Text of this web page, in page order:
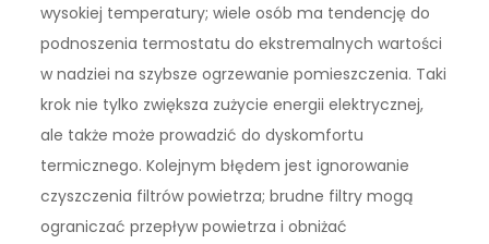
wysokiej temperatury; wiele osób ma tendencję do
podnoszenia termostatu do ekstremalnych wartości
w nadziei na szybsze ogrzewanie pomieszczenia. Taki
krok nie tylko zwiększa zużycie energii elektrycznej,
ale także może prowadzić do dyskomfortu
termicznego. Kolejnym błędem jest ignorowanie
czyszczenia filtrów powietrza; brudne filtry mogą
ograniczać przepływ powietrza i obniżać